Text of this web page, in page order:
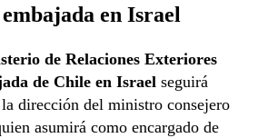
en Israel
de Relaciones Exteriores
de Chile en Israel seguirá
dirección del ministro consejero
asumirá como encargado de